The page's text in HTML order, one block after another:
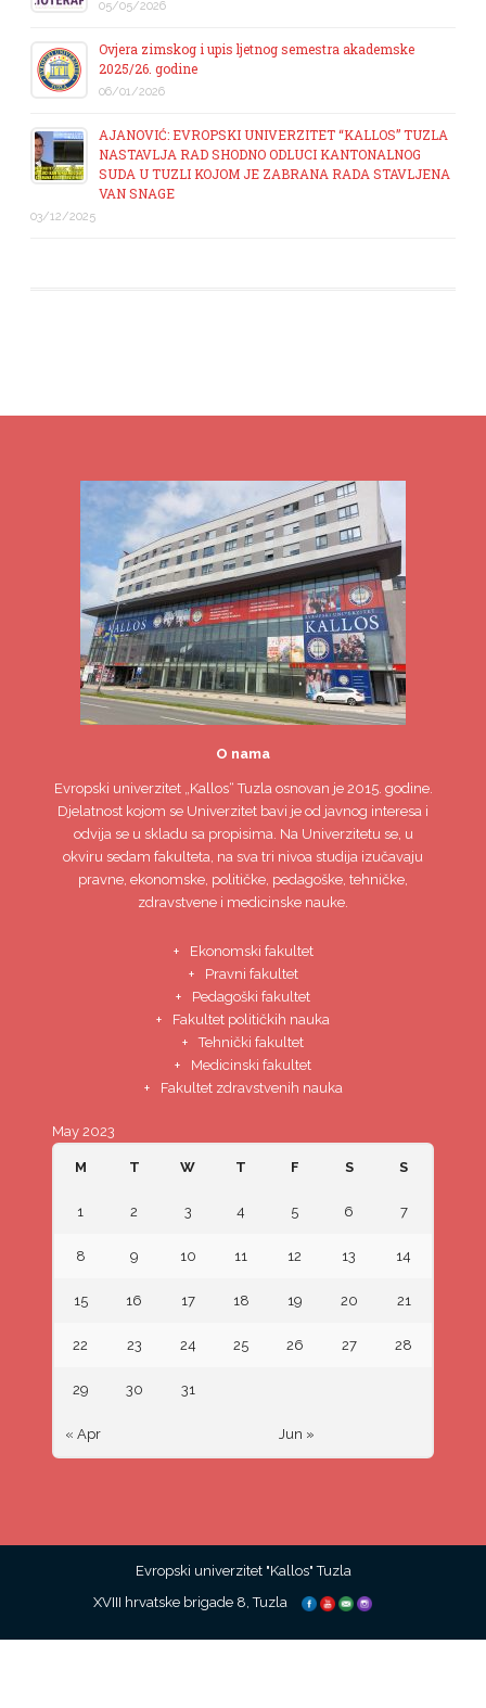
05/05/2026
Ovjera zimskog i upis ljetnog semestra akademske
2025/26. godine
06/01/2026
AJANOVIĆ: EVROPSKI UNIVERZITET “KALLOS” TUZLA
NASTAVLJA RAD SHODNO ODLUCI KANTONALNOG
SUDA U TUZLI KOJOM JE ZABRANA RADA STAVLJENA
VAN SNAGE
03/12/2025
O nama
Evropski univerzitet„Kallos“ Tuzla osnovan je 2015. godine.
Djelatnost kojom se Univerzitet bavi je od javnog interesa i
odvija se u skladu sa propisima. Na Univerzitetu se, u
okviru sedam fakulteta, na sva tri nivoa studija izučavaju
pravne, ekonomske, političke, pedagoške, tehničke,
zdravstvene i medicinske nauke.
Ekonomski fakultet
Pravni fakultet
Pedagoški fakultet
Fakultet političkih nauka
Tehnički fakultet
Medicinski fakultet
Fakultet zdravstvenih nauka
May 2023
M T W T F S S
« Apr Jun »
1 2 3 4 5 6 7
8 9 10 11 12 13 14
15 16 17 18 19 20 21
22 23 24 25 26 27 28
29 30 31
Evropski univerzitet "Kallos" Tuzla
XVIII hrvatske brigade 8, Tuzla